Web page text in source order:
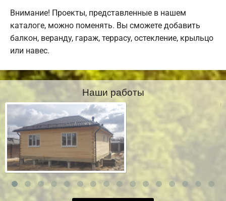
Внимание! Проекты, представленные в нашем
каталоге, можно поменять. Вы сможете добавить
балкон, веранду, гараж, террасу, остекление, крыльцо
или навес.
Наши работы